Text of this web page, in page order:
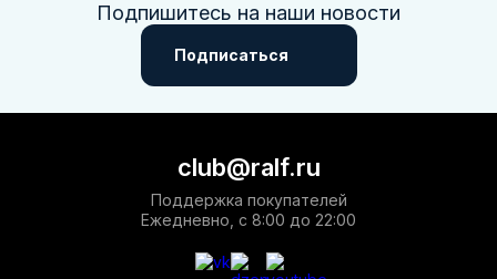
Подпишитесь на наши новости
Подписаться
club@ralf.ru
Поддержка покупателей
Ежедневно, с 8:00 до 22:00